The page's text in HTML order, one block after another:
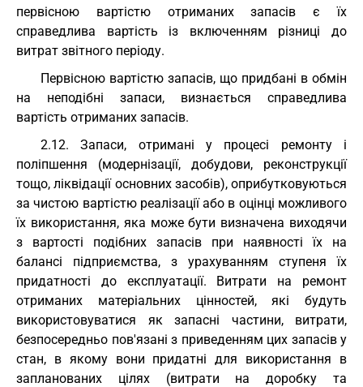
первісною вартістю отриманих запасів є їх
справедлива вартість із включенням різниці до
витрат звітного періоду.
Первісною вартістю запасів, що придбані в обмін
на неподібні запаси, визнається справедлива
вартість отриманих запасів.
2.12. Запаси, отримані у процесі ремонту і
поліпшення (модернізації, добудови, реконструкції
тощо, ліквідації основних засобів), оприбутковуються
за чистою вартістю реалізації або в оцінці можливого
їх використання, яка може бути визначена виходячи
з вартості подібних запасів при наявності їх на
балансі підприємства, з урахуванням ступеня їх
придатності до експлуатації. Витрати на ремонт
отриманих матеріальних цінностей, які будуть
використовуватися як запасні частини, витрати,
безпосередньо пов'язані з приведенням цих запасів у
стан, в якому вони придатні для використання в
запланованих цілях (витрати на доробку та